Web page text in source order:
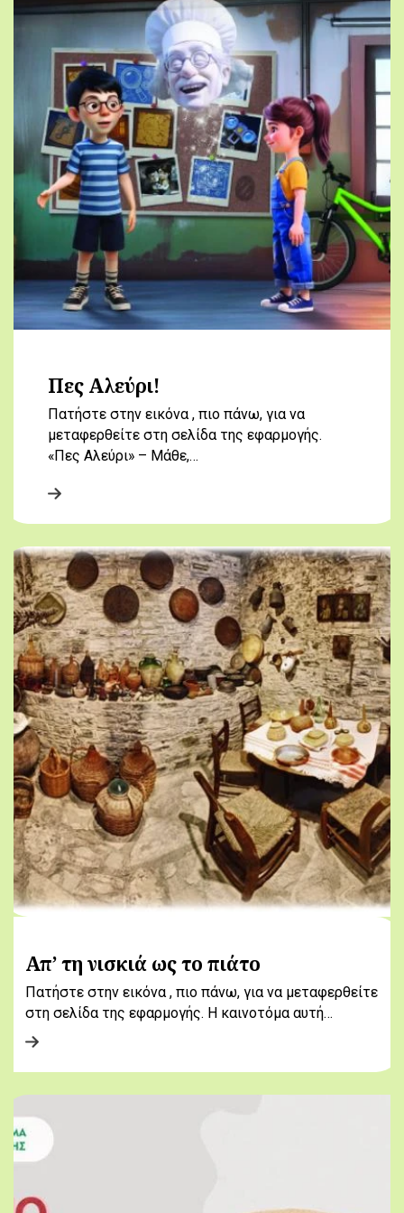
Πες Αλεύρι!
Πατήστε στην εικόνα , πιο πάνω, για να
μεταφερθείτε στη σελίδα της εφαρμογής.
«Πες Αλεύρι» – Μάθε,…
Απ’ τη νισκιά ως το πιάτο
Πατήστε στην εικόνα , πιο πάνω, για να μεταφερθείτε
στη σελίδα της εφαρμογής. Η καινοτόμα αυτή…